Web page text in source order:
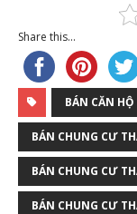
Share this...
BÁN CĂN
BÁN CHUNG CƯ
BÁN CHUNG CƯ
BÁN CHUNG CƯ